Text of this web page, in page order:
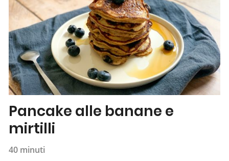
Pancake alle banane e
mirtilli
40 minuti